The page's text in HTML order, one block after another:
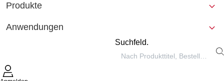
Produkte
Anwendungen
Suchfeld.